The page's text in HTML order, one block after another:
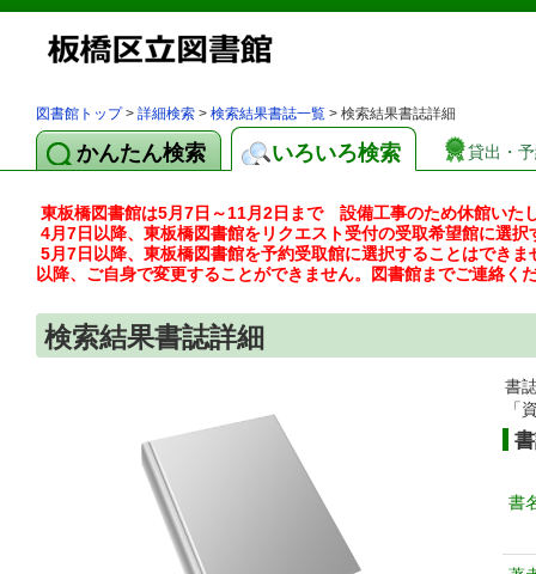
図書館トップ> 詳細検索 > 検索結果書誌一覧 > 検索結果書誌詳細
かんたん検索 いろいろ検索 貸出・
東板橋図書館は5月7日～11月2日まで 設備工事のため休館いた
4月7日以降、東板橋図書館をリクエスト受付の受取希望館に選択
5月7日以降、東板橋図書館を予約受取館に選択することはでき
以降、ご自身で変更することができません。図書館までご連絡く
検索結果書誌詳細
書
「
書